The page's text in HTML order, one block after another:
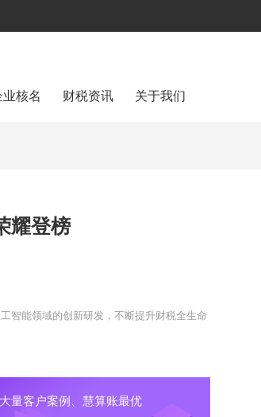
业核名 财税资讯 关于我们
耀登榜
智能领域的创新研发，不断提升财税全生命
量客户案例、慧算账最优